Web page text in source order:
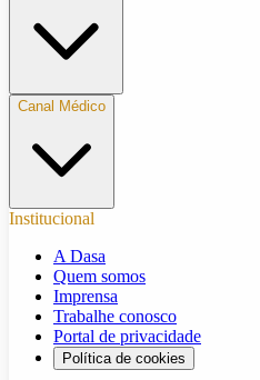
Canal Médico
Institucional
A Dasa
Quem somos
Imprensa
Trabalhe conosco
Portal de privacidade
Política de cookies